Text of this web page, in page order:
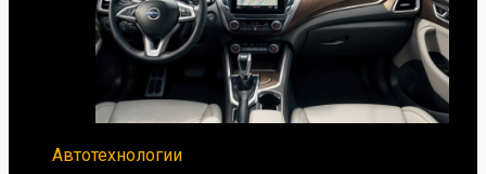
Автотехнологии